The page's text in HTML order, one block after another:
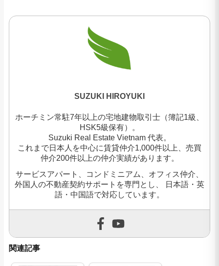
SUZUKI HIROYUKI
ホーチミン常駐7年以上の宅地建物取引士（簿記1級、
HSK5級保有）。
Suzuki Real Estate Vietnam 代表。
これまで日本人を中心に賃貸仲介1,000件以上、売買
仲介200件以上の仲介実績があります。
サービスアパート、コンドミニアム、オフィス仲介、
外国人の不動産契約サポートを専門とし、 日本語・英
語・中国語で対応しています。
関連記事